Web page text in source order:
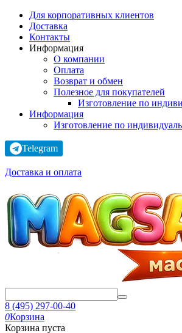
Для корпоративных клиентов
Доставка
Контакты
Информация
О компании
Оплата
Возврат и обмен
Полезное для покупателей
Изготовление по
Информация
Изготовление по
Telegram
Доставка и оплата
8 (495) 297-00-40
0Корзина
Корзина пуста